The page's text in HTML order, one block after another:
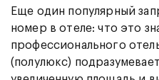
Еще один популярный
номер в отеле: что это
профессионального
(полулюкс)